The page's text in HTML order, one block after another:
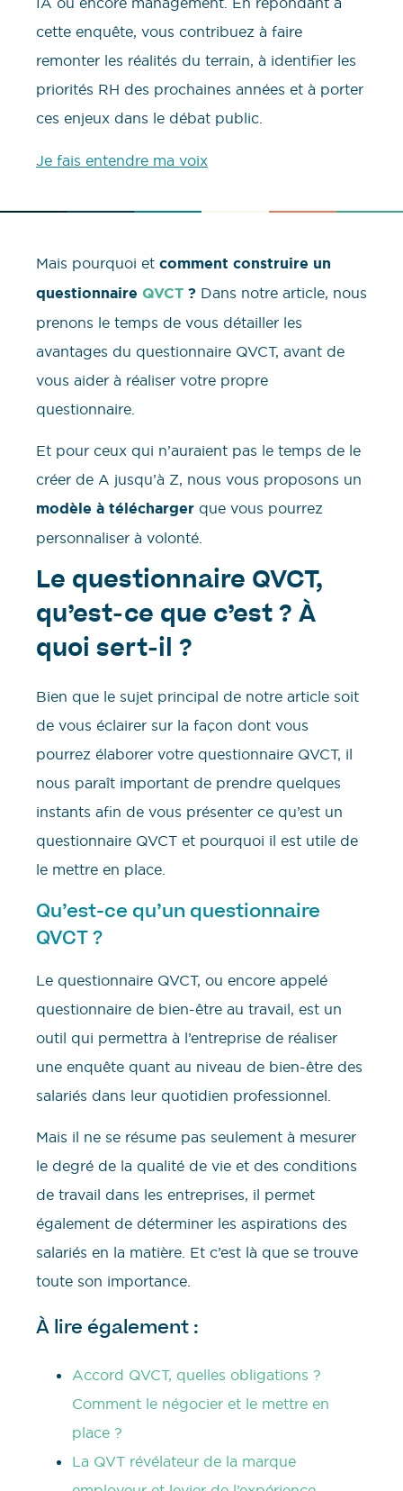
cette enquête, vous contribuez à faire
remonter les réalités du terrain, à identifier les
priorités RH des prochaines années et à porter
ces enjeux dans le débat public.
Je fais entendre ma voix
Mais pourquoi et comment construire un
questionnaire QVCT ? Dans notre article, nous
prenons le temps de vous détailler les
avantages du questionnaire QVCT, avant de
vous aider à réaliser votre propre
questionnaire.
Et pour ceux qui n’auraient pas le temps de le
créer de A jusqu’à Z, nous vous proposons un
modèle à télécharger que vous pourrez
personnaliser à volonté.
Le questionnaire QVCT,
qu’est-ce que c’est ? À
quoi sert-il ?
Bien que le sujet principal de notre article soit
de vous éclairer sur la façon dont vous
pourrez élaborer votre questionnaire QVCT, il
nous paraît important de prendre quelques
instants afin de vous présenter ce qu’est un
questionnaire QVCT et pourquoi il est utile de
le mettre en place.
Qu’est-ce qu’un questionnaire
QVCT ?
Le questionnaire QVCT, ou encore appelé
questionnaire de bien-être au travail, est un
outil qui permettra à l’entreprise de réaliser
une enquête quant au niveau de bien-être des
salariés dans leur quotidien professionnel.
Mais il ne se résume pas seulement à mesurer
le degré de la qualité de vie et des conditions
de travail dans les entreprises, il permet
également de déterminer les aspirations des
salariés en la matière. Et c’est là que se trouve
toute son importance.
À lire également :
Accord QVCT, quelles obligations ?
Comment le négocier et le mettre en
place ?
La QVT révélateur de la marque